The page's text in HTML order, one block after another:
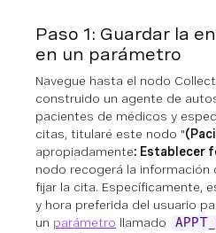
Paso 1: Guardar la
en un parámetro
Navegue hasta el nodo
construido un agente de
pacientes de médicos y
citas, titularé este nodo "
apropiadamente: Establecer
nodo recogerá la información
fijar la cita. Específicamente,
y hora preferida del usuario
un parámetro llamado